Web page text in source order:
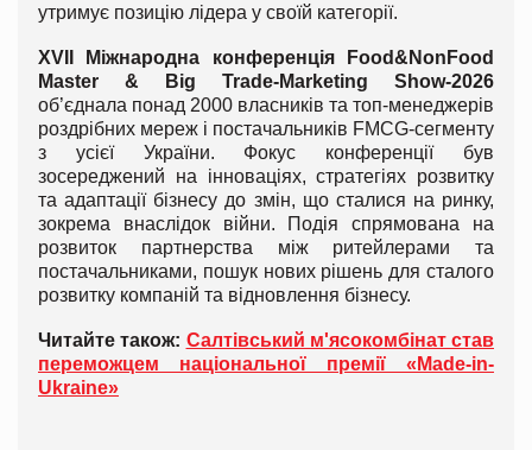
утримує позицію лідера у своїй категорії.
ХVІІ Міжнародна конференція Food&NonFood
Master & Big Trade-Marketing Show-2026
об’єднала понад 2000 власників та топ-менеджерів
роздрібних мереж і постачальників FMCG-сегменту
з усієї України. Фокус конференції був
зосереджений на інноваціях, стратегіях розвитку
та адаптації бізнесу до змін, що сталися на ринку,
зокрема внаслідок війни. Подія спрямована на
розвиток партнерства між ритейлерами та
постачальниками, пошук нових рішень для сталого
розвитку компаній та відновлення бізнесу.
Читайте також: Салтівський м'ясокомбінат став
переможцем національної премії «Made-in-
Ukraine»